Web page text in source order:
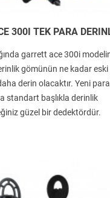
300I TEK PARA
garrett ace 300i
gömünün ne kadar
derin olacaktır. Yeni
standart başlıkla derinlik
güzel bir dedektördür.